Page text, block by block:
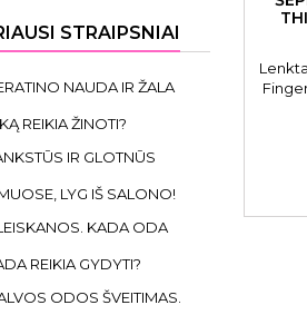
STRAIPSNIAI
NAUDA IR ŽALA
REIKIA ŽINOTI?
IR GLOTNŪS
LYG IŠ SALONO!
KADA ODA
REIKIA GYDYTI?
ODOS ŠVEITIMAS.